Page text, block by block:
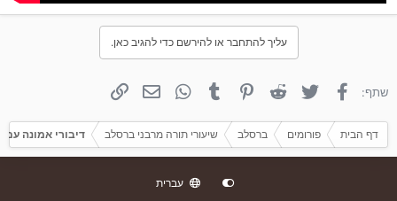
עליך להתחבר או להירשם כדי להגיב כאן.
שתף: פייסבוק טוויטר Reddit פינטרסט Tumblr
WhatsApp
אימייל
דף הבית פורומים ברסלב שיעורי תורה מרבני ברסלב דיבורי אמונה
עברית